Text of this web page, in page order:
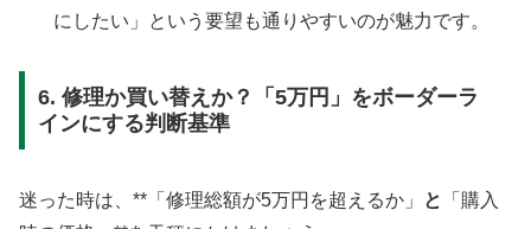
にしたい」という要望も通りやすいのが魅力です。
6. 修理か買い替えか？「5万円」をボーダーラ
インにする判断基準
迷った時は、**「修理総額が5万円を超えるか」 と
「購入